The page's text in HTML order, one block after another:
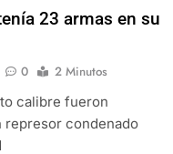
23 armas en su
0
2 Minutos
calibre fueron
represor condenado